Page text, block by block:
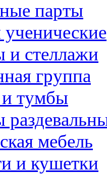
парты
ученические
стеллажи
группа
тумбы
мебель
и кушетки